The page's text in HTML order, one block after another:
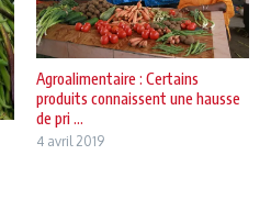
Agroalimentaire : Certains
produits connaissent une hausse
de pri ...
4 avril 2019